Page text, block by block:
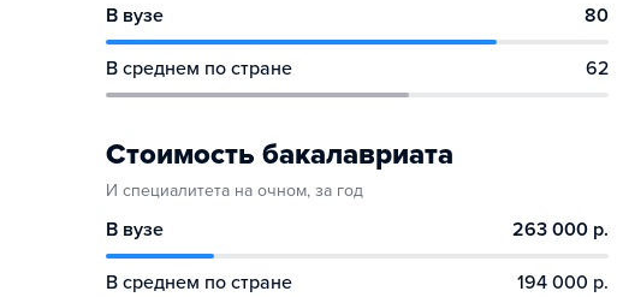
В вузе 80
В среднем по стране 62
Стоимость бакалавриата
И специалитета на очном, за год
В вузе 263 000 р.
В среднем по стране 194 000 р.